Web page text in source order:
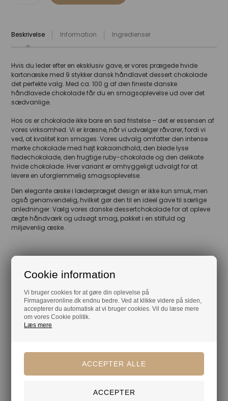
Cookie information
Vi bruger cookies for at gøre din oplevelse på
Firmagaveronline.dk endnu bedre. Ved at klikke videre på siden,
accepterer du automatisk at vi bruger cookies. Vil du læse mere
om vores Cookie politik.
Læs mere
Beskrivelse Information Ingredienser
Hvis du leder efter en eksklusiv gave, er vores prægede hvide
kartonæske med 9 stykker dansk håndlavet dessert chokolade
det perfekte valg. Med ca. 100 g af den fineste danske
håndlavede chokolade får du en smagsoplevelse ud over det
sædvanlige.
Hos os er chokolade ikke bare en sød fristelse – det er essensen af
vores virksomhed. Vi er kræsne, når vi udvælger råvarer, fordi vi
ved, at kvalitet kan smages. Vores udvalg omfatter den intense
mørke chokolade med højt kakaoindhold, den bløde lyse
flødechokolade, den frugtige ruby-chokolade og den delikate
hvide chokolade. Hver variant er omhyggeligt udvalgt for at
levere en uforglemmelig smagsoplevelse.
Den elegante æske i læderpræget design er ikke kun smuk, men
også genanvendelig, hvilket gør den til en ideel gave til særlige
anledninger. Vælg vores danske dessertchokolade for at opleve
ægte håndværk og udsøgt smag, pakket i en stilfuld og
miljøvenlig æske.
Mere af samme slags
Chokoladeæsker Guldæsker
Gratis kort med hilsen og firmalogo